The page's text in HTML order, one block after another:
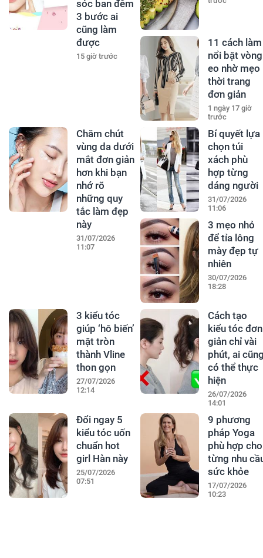
sóc ban đêm
3 bước ai
cũng làm
được
15 giờ trước
11 cách làm
nổi bật vòng
eo nhờ mẹo
thời trang
đơn giản
1 ngày 17 giờ
trước
Chăm chút
vùng da dưới
mắt đơn giản
hơn khi bạn
nhớ rõ
những quy
tắc làm đẹp
này
31/07/2026
11:07
Bí quyết lựa
chọn túi
xách phù
hợp từng
dáng người
31/07/2026
11:06
3 mẹo nhỏ
để tỉa lông
mày đẹp tự
nhiên
30/07/2026
18:28
3 kiểu tóc
giúp ‘hô biến’
mặt tròn
thành Vline
thon gọn
27/07/2026
12:14
Cách tạo
kiểu tóc đơn
giản chỉ vài
phút, ai
có thể thực
hiện
26/07/2026
14:01
Đổi ngay 5
kiểu tóc uốn
chuẩn hot
girl Hàn này
25/07/2026
07:51
9 phương
pháp Yoga
phù hợp cho
từng nhu
sức khỏe
17/07/2026
10:23